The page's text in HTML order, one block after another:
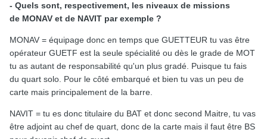
- Quels sont, respectivement, les niveaux de missions
de MONAV et de NAVIT par exemple ?
MONAV = équipage donc en temps que GUETTEUR tu vas être
opérateur GUETF est la seule spécialité ou dès le grade de MOT
tu as autant de responsabilité qu'un plus gradé. Puisque tu fais
du quart solo. Pour le côté embarqué et bien tu vas un peu de
carte mais principalement de la barre.
NAVIT = tu es donc titulaire du BAT et donc second Maitre, tu vas
être adjoint au chef de quart, donc de la carte mais il faut être BS